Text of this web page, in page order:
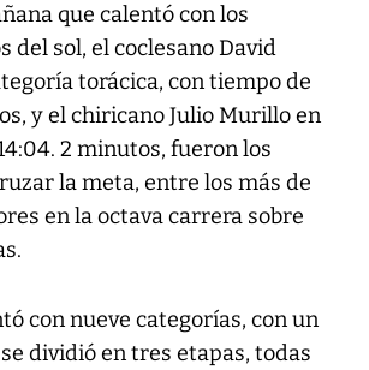
que calentó con los
del sol, el coclesano David
torácica, con tiempo de
y el chiricano Julio Murillo en
2 minutos, fueron los
la meta, entre los más de
en la octava carrera sobre
con nueve categorías, con un
dividió en tres etapas, todas